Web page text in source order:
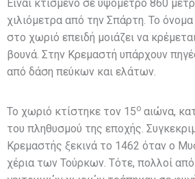
Είναι κτισμένο σε υψόμετρο 860
χιλιόμετρα από την Σπάρτη. Το
στο χωριό επειδή μοιάζει να
βουνά. Στην Κρεμαστή υπάρχουν
από δάση πεύκων και ελάτων.
Το χωριό κτίστηκε τον 15ο αιώνα,
του πληθυσμού της εποχής.
Κρεμαστής ξεκινά το 1462 όταν ο
χέρια των Τούρκων. Τότε, πολλοί